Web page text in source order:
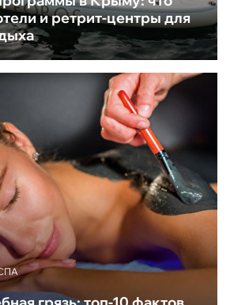
и ретрит-центры для